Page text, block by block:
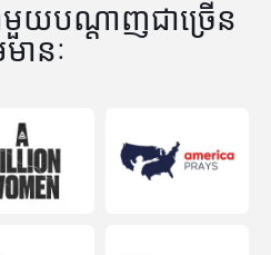
មួយបណ្តាញជាច្រើន
មានៈ